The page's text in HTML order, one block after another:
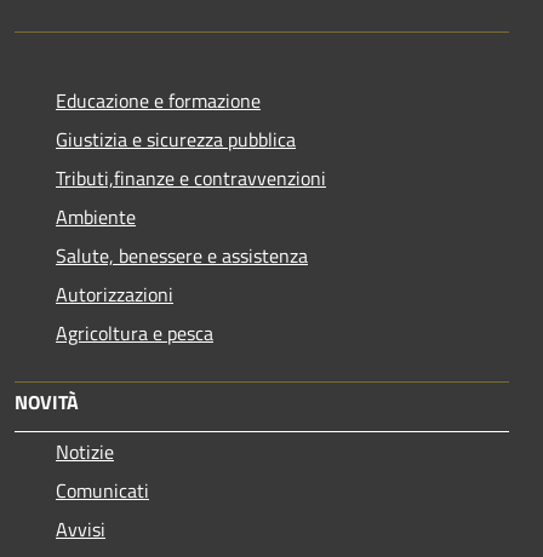
Educazione e formazione
Giustizia e sicurezza pubblica
Tributi,finanze e contravvenzioni
Ambiente
Salute, benessere e assistenza
Autorizzazioni
Agricoltura e pesca
NOVITÀ
Notizie
Comunicati
Avvisi